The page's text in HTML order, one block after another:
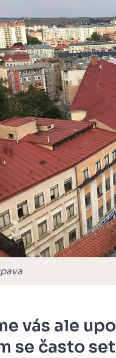
vás ale
se často